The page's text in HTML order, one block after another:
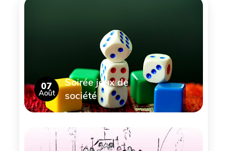
07
Août
Soirée jeux de
société